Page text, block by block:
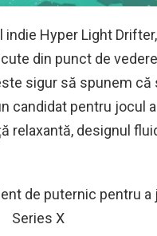
indie Hyper Light
din punct de
sigur să spunem că
candidat pentru jocul
relaxantă, designul
de puternic pentru
Series X